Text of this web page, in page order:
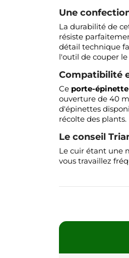
Une
La durabilité de
résiste
détail technique
l'outil de couper
Compatibilité
Ce porte-épinette
ouverture de 40
d'épinettes
récolte des plants.
Le conseil
Le cuir étant une
vous travaillez